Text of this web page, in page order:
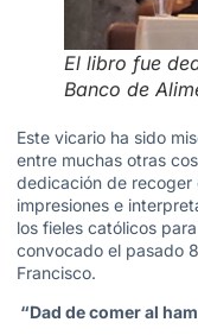
El libro fue
Banco de
Este vicario ha sido
entre muchas otras
dedicación de recoger
impresiones e
los fieles católicos
convocado el pasado
Francisco.
“Dad de comer al